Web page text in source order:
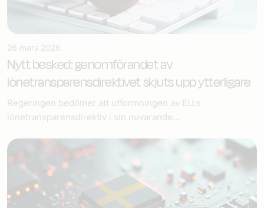
26 mars 2026
Nytt besked: genomförandet av
lönetransparensdirektivet skjuts upp ytterligare
Regeringen bedömer att utformningen av EU:s
lönetransparensdirektiv i sin nuvarande...